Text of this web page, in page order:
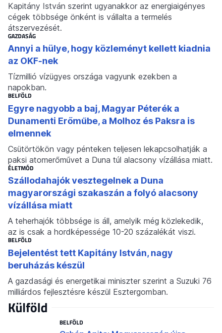
Kapitány István szerint ugyanakkor az energiaigényes
cégek többsége önként is vállalta a termelés
átszervezését.
GAZDASÁG
Annyi a hülye, hogy közleményt kellett kiadnia
az OKF-nek
Tízmillió vízügyes országa vagyunk ezekben a
napokban.
BELFÖLD
Egyre nagyobb a baj, Magyar Péterék a
Dunamenti Erőműbe, a Molhoz és Paksra is
elmennek
Csütörtökön vagy pénteken teljesen lekapcsolhatják a
paksi atomerőművet a Duna túl alacsony vízállása miatt.
ÉLETMÓD
Szállodahajók vesztegelnek a Duna
magyarországi szakaszán a folyó alacsony
vízállása miatt
A teherhajók többsége is áll, amelyik még közlekedik,
az is csak a hordképessége 10-20 százalékát viszi.
BELFÖLD
Bejelentést tett Kapitány István, nagy
beruházás készül
A gazdasági és energetikai miniszter szerint a Suzuki 76
milliárdos fejlesztésre készül Esztergomban.
Külföld
BELFÖLD